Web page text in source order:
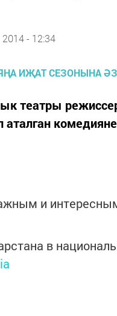
- 12:34
театры
аталган
и
в